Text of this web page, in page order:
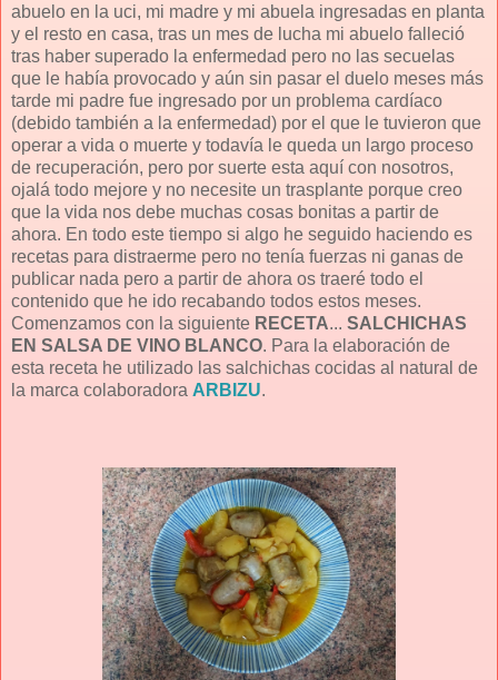
abuelo en la uci, mi madre y mi abuela ingresadas en planta
y el resto en casa, tras un mes de lucha mi abuelo falleció
tras haber superado la enfermedad pero no las secuelas
que le había provocado y aún sin pasar el duelo meses más
tarde mi padre fue ingresado por un problema cardíaco
(debido también a la enfermedad) por el que le tuvieron que
operar a vida o muerte y todavía le queda un largo proceso
de recuperación, pero por suerte esta aquí con nosotros,
ojalá todo mejore y no necesite un trasplante porque creo
que la vida nos debe muchas cosas bonitas a partir de
ahora. En todo este tiempo si algo he seguido haciendo es
recetas para distraerme pero no tenía fuerzas ni ganas de
publicar nada pero a partir de ahora os traeré todo el
contenido que he ido recabando todos estos meses.
Comenzamos con la siguiente RECETA... SALCHICHAS
EN SALSA DE VINO BLANCO. Para la elaboración de
esta receta he utilizado las salchichas cocidas al natural de
la marca colaboradora ARBIZU.